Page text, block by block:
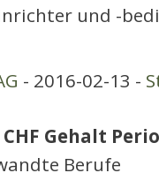
und -
- 2016-02-13 -
CHF Gehalt
Berufe